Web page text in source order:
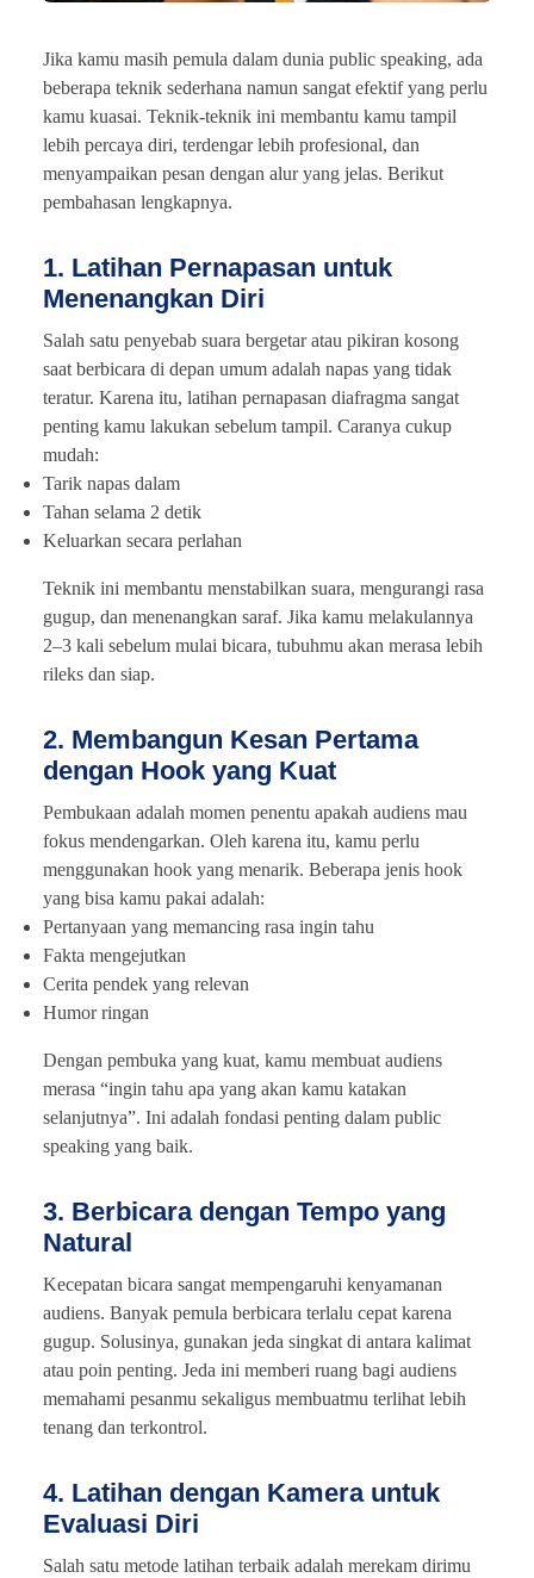
Jika kamu masih pemula dalam dunia public speaking, ada
beberapa teknik sederhana namun sangat efektif yang perlu
kamu kuasai. Teknik-teknik ini membantu kamu tampil
lebih percaya diri, terdengar lebih profesional, dan
menyampaikan pesan dengan alur yang jelas. Berikut
pembahasan lengkapnya.
1. Latihan Pernapasan untuk
Menenangkan Diri
Salah satu penyebab suara bergetar atau pikiran kosong
saat berbicara di depan umum adalah napas yang tidak
teratur. Karena itu, latihan pernapasan diafragma sangat
penting kamu lakukan sebelum tampil. Caranya cukup
mudah:
Tarik napas dalam
Tahan selama 2 detik
Keluarkan secara perlahan
Teknik ini membantu menstabilkan suara, mengurangi rasa
gugup, dan menenangkan saraf. Jika kamu melakulannya
2–3 kali sebelum mulai bicara, tubuhmu akan merasa lebih
rileks dan siap.
2. Membangun Kesan Pertama
dengan Hook yang Kuat
Pembukaan adalah momen penentu apakah audiens mau
fokus mendengarkan. Oleh karena itu, kamu perlu
menggunakan hook yang menarik. Beberapa jenis hook
yang bisa kamu pakai adalah:
Pertanyaan yang memancing rasa ingin tahu
Fakta mengejutkan
Cerita pendek yang relevan
Humor ringan
Dengan pembuka yang kuat, kamu membuat audiens
merasa “ingin tahu apa yang akan kamu katakan
selanjutnya”. Ini adalah fondasi penting dalam public
speaking yang baik.
3. Berbicara dengan Tempo yang
Natural
Kecepatan bicara sangat mempengaruhi kenyamanan
audiens. Banyak pemula berbicara terlalu cepat karena
gugup. Solusinya, gunakan jeda singkat di antara kalimat
atau poin penting. Jeda ini memberi ruang bagi audiens
memahami pesanmu sekaligus membuatmu terlihat lebih
tenang dan terkontrol.
4. Latihan dengan Kamera untuk
Evaluasi Diri
Salah satu metode latihan terbaik adalah merekam dirimu